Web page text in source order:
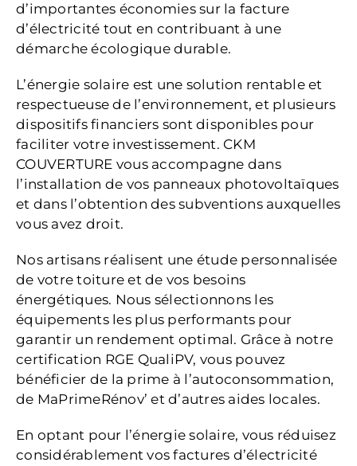
d’importantes économies sur la facture
d’électricité tout en contribuant à une
démarche écologique durable.
L’énergie solaire est une solution rentable et
respectueuse de l’environnement, et plusieurs
dispositifs financiers sont disponibles pour
faciliter votre investissement. CKM
COUVERTURE vous accompagne dans
l’installation de vos panneaux photovoltaïques
et dans l’obtention des subventions auxquelles
vous avez droit.
Nos artisans réalisent une étude personnalisée
de votre toiture et de vos besoins
énergétiques. Nous sélectionnons les
équipements les plus performants pour
garantir un rendement optimal. Grâce à notre
certification RGE QualiPV, vous pouvez
bénéficier de la prime à l’autoconsommation,
de MaPrimeRénov’ et d’autres aides locales.
En optant pour l’énergie solaire, vous réduisez
considérablement vos factures d’électricité